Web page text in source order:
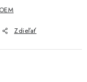
podmienky
OEM
Zdieľať